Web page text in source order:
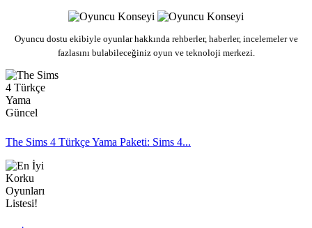
Oyuncu dostu ekibiyle oyunlar hakkında rehberler, haberler, incelemeler ve
fazlasını bulabileceğiniz oyun ve teknoloji merkezi.
The Sims 4 Türkçe Yama Paketi: Sims 4...